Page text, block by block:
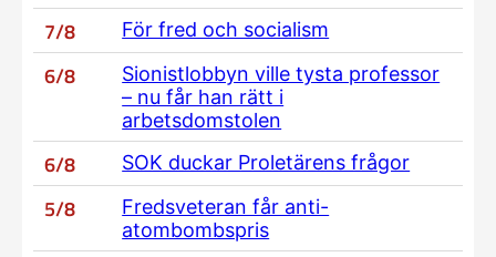
7/8 För fred och socialism
6/8
Sionistlobbyn ville tysta professor
– nu får han rätt i
arbetsdomstolen
6/8 SOK duckar Proletärens frågor
5/8
Fredsveteran får anti-
atombombspris